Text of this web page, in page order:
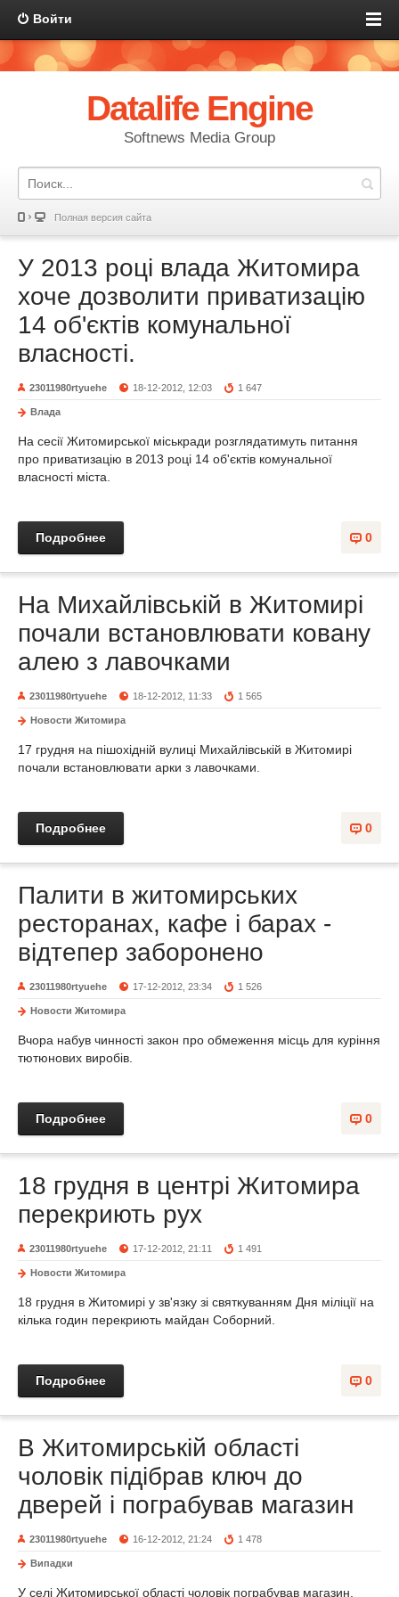
Войти
Datalife Engine
Softnews Media Group
Полная версия сайта
У 2013 році влада Житомира
хоче дозволити приватизацію
14 об'єктів комунальної
власності.
23011980rtyuehe 18-12-2012, 12:03 1 647
Влада
На сесії Житомирської міськради розглядатимуть питання
про приватизацію в 2013 році 14 об'єктів комунальної
власності міста.
0
Подробнее
На Михайлівській в Житомирі
почали встановлювати ковану
алею з лавочками
23011980rtyuehe 18-12-2012, 11:33 1 565
Новости Житомира
17 грудня на пішохідній вулиці Михайлівській в Житомирі
почали встановлювати арки з лавочками.
0
Подробнее
Палити в житомирських
ресторанах, кафе і барах -
відтепер заборонено
23011980rtyuehe 17-12-2012, 23:34 1 526
Новости Житомира
Вчора набув чинності закон про обмеження місць для куріння
тютюнових виробів.
0
Подробнее
18 грудня в центрі Житомира
перекриють рух
23011980rtyuehe 17-12-2012, 21:11 1 491
Новости Житомира
18 грудня в Житомирі у зв'язку зі святкуванням Дня міліції на
кілька годин перекриють майдан Соборний.
0
Подробнее
В Житомирській області
чоловік підібрав ключ до
дверей і пограбував магазин
23011980rtyuehe 16-12-2012, 21:24 1 478
Випадки
У селі Житомирської області чоловік пограбував магазин.